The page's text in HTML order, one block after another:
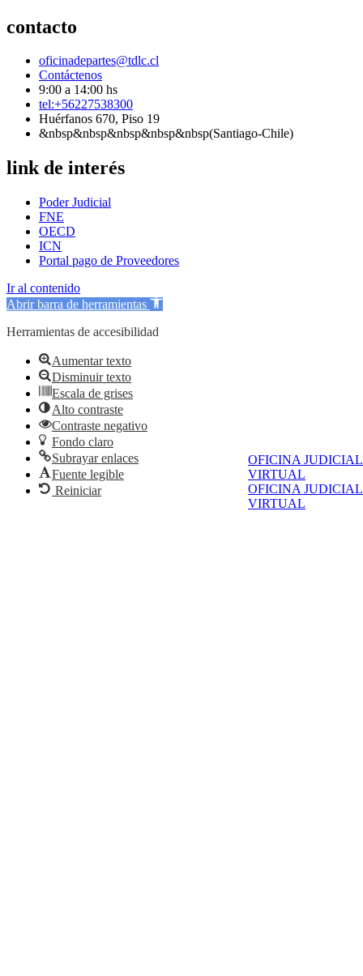
OFICINA JUDICIAL
VIRTUAL
OFICINA JUDICIAL
VIRTUAL
contacto
oficinadepartes@tdlc.cl
Contáctenos
9:00 a 14:00 hs
tel:+56227538300
Huérfanos 670, Piso 19
&nbsp&nbsp&nbsp&nbsp&nbsp(Santiago-Chile)
link de interés
Poder Judicial
FNE
OECD
ICN
Portal pago de Proveedores
Ir al contenido
Abrir barra de herramientas
Herramientas de accesibilidad
Aumentar texto
Disminuir texto
Escala de grises
Alto contraste
Contraste negativo
Fondo claro
Subrayar enlaces
Fuente legible
Reiniciar